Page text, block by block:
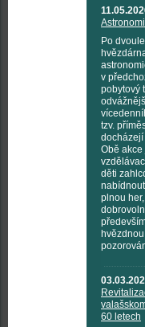
Po
v
pobytový
tzv.
docházejí
Obě
děti
plnou
60 letech